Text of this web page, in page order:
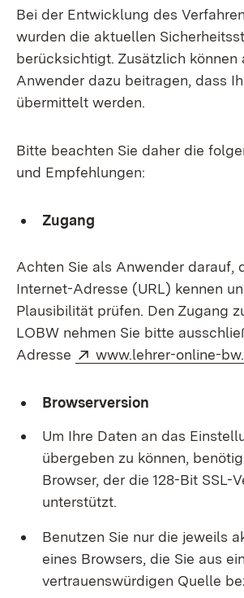
Bei der Entwicklung des
wurden die aktuellen
berücksichtigt. Zusätzlich können
Anwender dazu beitragen, dass
übermittelt werden.
Bitte beachten Sie daher die
und Empfehlungen:
Zugang
Achten Sie als Anwender darauf,
Internet-Adresse (URL) kennen
Plausibilität prüfen. Den Zugang
LOBW nehmen Sie bitte
Adresse
Extern:
www.lehrer-online-
Browserversion
Um Ihre Daten an das
übergeben zu können,
Browser, der die 128-Bit SSL-
unterstützt.
Benutzen Sie nur die jeweils
eines Browsers, die Sie aus
vertrauenswürdigen Quelle